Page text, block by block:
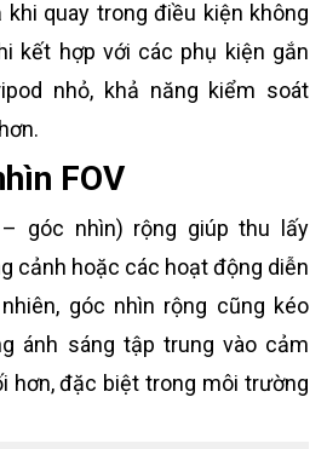
quay trong điều kiện không
kết hợp với các phụ kiện gắn
nhỏ, khả năng kiểm soát
FOV
– góc nhìn) rộng giúp thu lấy
cảnh hoặc các hoạt động diễn
góc nhìn rộng cũng kéo
ánh sáng tập trung vào cảm
hơn, đặc biệt trong môi trường